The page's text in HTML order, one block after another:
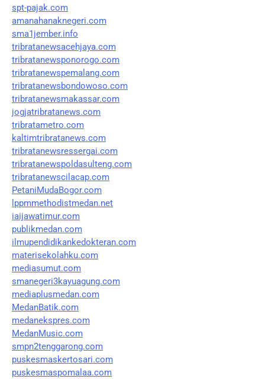
spt-pajak.com
amanahanaknegeri.com
sma1jember.info
tribratanewsacehjaya.com
tribratanewsponorogo.com
tribratanewspemalang.com
tribratanewsbondowoso.com
tribratanewsmakassar.com
jogjatribratanews.com
tribratametro.com
kaltimtribratanews.com
tribratanewsressergai.com
tribratanewspoldasulteng.com
tribratanewscilacap.com
PetaniMudaBogor.com
lppmmethodistmedan.net
iaijawatimur.com
publikmedan.com
ilmupendidikankedokteran.com
materisekolahku.com
mediasumut.com
smanegeri3kayuagung.com
mediaplusmedan.com
MedanBatik.com
medanekspres.com
MedanMusic.com
smpn2tenggarong.com
puskesmaskertosari.com
puskesmaspomalaa.com